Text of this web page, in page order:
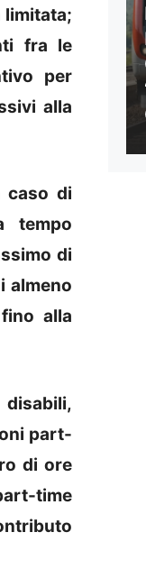
limitata;
fra le
per
alla
caso di
tempo
di
almeno
alla
part-
di ore
time